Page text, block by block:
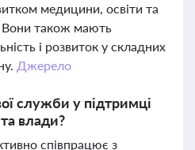
медицини, освіти та
Вони також мають
і розвиток у складних
Джерело
служби у підтримці
влади?
співпрацює з